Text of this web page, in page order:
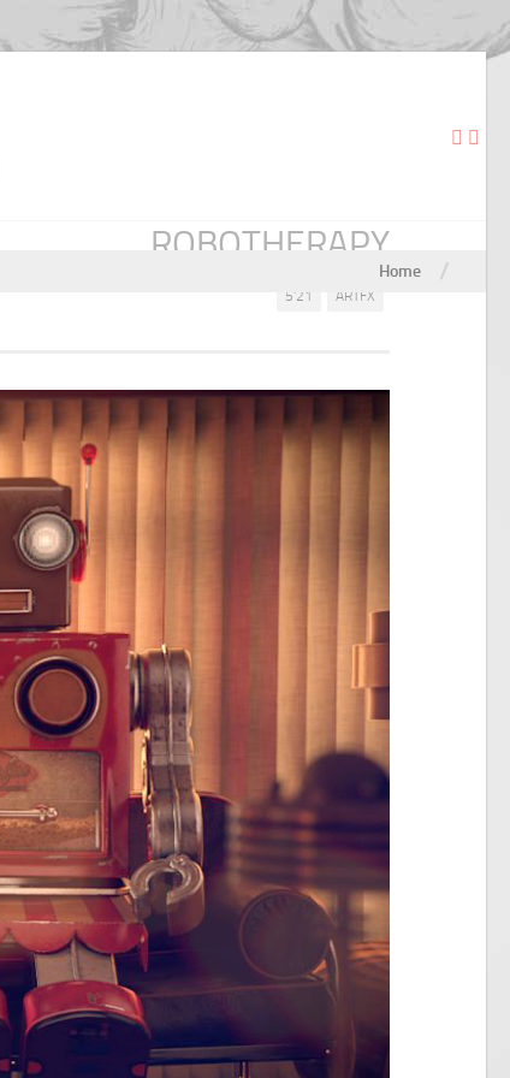
Home /
ROBOTHERAPY
5'21 ARTFX